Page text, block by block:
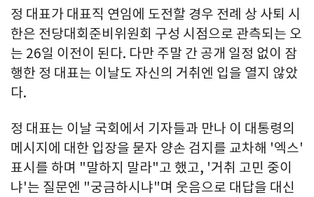
정 대표가 대표직 연임에 도전할 경우 전례 상 사퇴 시
한은 전당대회준비위원회 구성 시점으로 관측되는 오
는 26일 이전이 된다. 다만 주말 간 공개 일정 없이 잠
행한 정 대표는 이날도 자신의 거취엔 입을 열지 않았
다.
정 대표는 이날 국회에서 기자들과 만나 이 대통령의
메시지에 대한 입장을 묻자 양손 검지를 교차해 '엑스'
표시를 하며 "말하지 말라"고 했고, '거취 고민 중이
냐'는 질문엔 "궁금하시냐"며 웃음으로 대답을 대신